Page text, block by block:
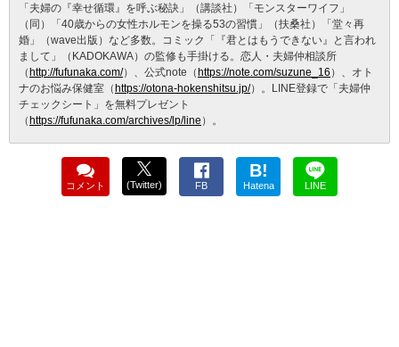
「夫婦の『幸せ循環』を呼ぶ秘訣」（講談社）「モンスターワイフ」
（同）「40歳からの女性ホルモンを操る53の習慣」（扶桑社）「堂々再
婚」（wave出版）など多数。コミック「『君とはもうできない』と言われ
まして」（KADOKAWA）の監修も手掛ける。恋人・夫婦仲相談所
（http://fufunaka.com/）、公式note（https://note.com/suzune_16 ）、オト
ナのお悩み保健室（https://otona-hokenshitsu.jp/）。LINE登録で「夫婦仲
チェックシート」を無料プレゼント
（https://fufunaka.com/archives/lp/line ）。
コメント (Twitter) FB
B!
Hatena LINE